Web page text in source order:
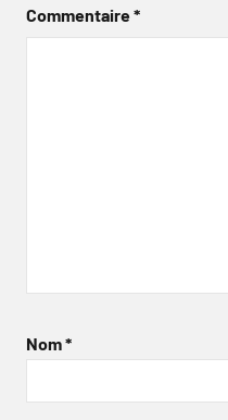
Commentaire*
Nom*